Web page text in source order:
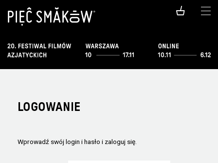
LOGOWANIE
Wprowadź swój login i hasło i zaloguj się.